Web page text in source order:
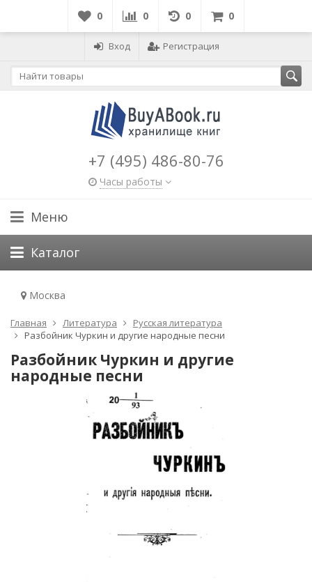
0 0 0 0
Вход Регистрация
+7 (495) 486-80-76
Часы работы
Меню
Каталог
Москва
Главная Литература
Русская литература
Разбойник Чуркин и другие народные песни
Разбойник Чуркин и другие
народные песни